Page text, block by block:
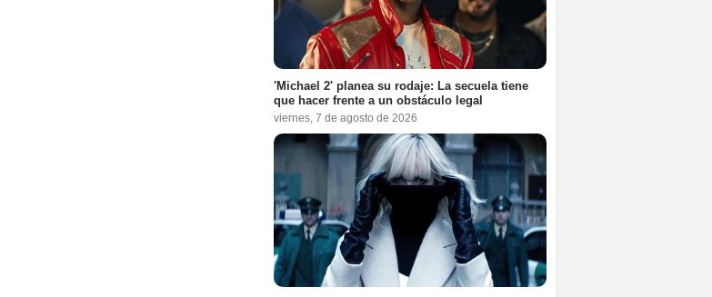
'Michael 2' planea su rodaje: La secuela tiene
que hacer frente a un obstáculo legal
viernes, 7 de agosto de 2026